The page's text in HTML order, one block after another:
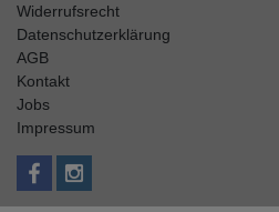
Widerrufsrecht
Datenschutzerklärung
AGB
Kontakt
Jobs
Impressum